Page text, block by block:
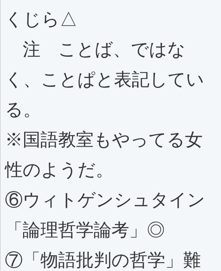
くじら△
注 ことば、ではな
く、ことぱと表記してい
る。
※国語教室もやってる女
性のようだ。
⑥ウィトゲンシュタイン
「論理哲学論考」◎
⑦「物語批判の哲学」難